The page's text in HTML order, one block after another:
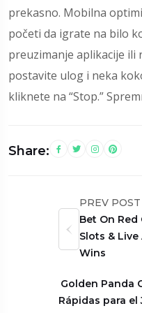
prekasno. Mobilna
početi da igrate na bilo
preuzimanje aplikacije
postavite ulog i neka
kliknete na “Stop.”
Share:
PREV POST
Bet On Red
Slots &
Wins
Golden Panda
Rápidas para